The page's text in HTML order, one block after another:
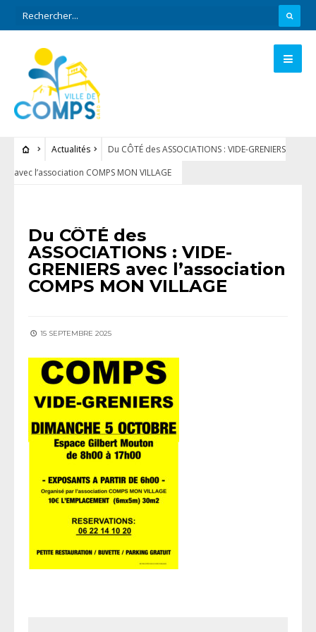
Actualités
Du CÔTÉ des ASSOCIATIONS : VIDE-GRENIERS
avec l’association COMPS MON VILLAGE
Du CÔTÉ des
ASSOCIATIONS : VIDE-
GRENIERS avec l’association
COMPS MON VILLAGE
15 SEPTEMBRE 2025